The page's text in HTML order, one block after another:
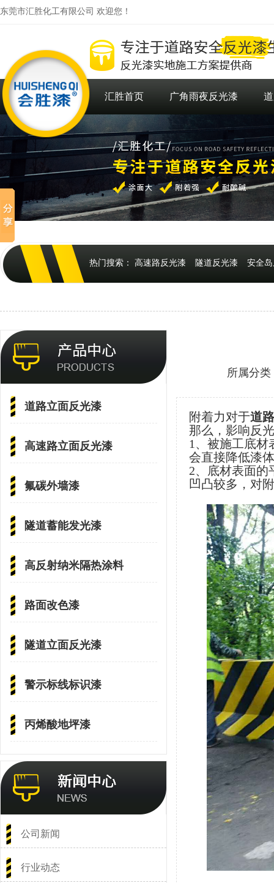
东莞市汇胜化工有限公司 欢迎您！
汇胜首页 广角雨夜反光漆
热门搜索： 高速路反光漆 隧道反光漆 安全
道路立面反光漆
高速路立面反光漆
氟碳外墙漆
隧道蓄能发光漆
高反射纳米隔热涂料
路面改色漆
隧道立面反光漆
警示标线标识漆
丙烯酸地坪漆
公司新闻
行业动态
所属分
附着力对于道
那么，影响反
1、被施工底材
会直接降低漆
2、底材表面的
凹凸较多，对